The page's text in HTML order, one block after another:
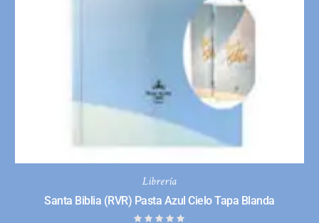
Librería
Santa Biblia (RVR) Pasta Azul Cielo Tapa Blanda